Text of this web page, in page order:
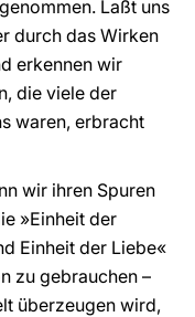
Laßt uns
durch das Wirken
erkennen wir
die viele der
waren, erbracht
wir ihren Spuren
»Einheit der
Einheit der Liebe«
zu gebrauchen –
überzeugen wird,